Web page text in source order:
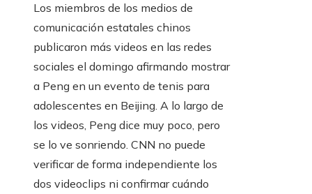
Los miembros de los medios de
comunicación estatales chinos
publicaron más videos en las redes
sociales el domingo afirmando mostrar
a Peng en un evento de tenis para
adolescentes en Beijing. A lo largo de
los videos, Peng dice muy poco, pero
se lo ve sonriendo. CNN no puede
verificar de forma independiente los
dos videoclips ni confirmar cuándo